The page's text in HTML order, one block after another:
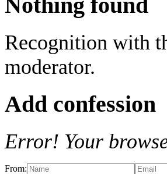
Nothing found
Recognition with
moderator.
Add confession
Error! Your
From: